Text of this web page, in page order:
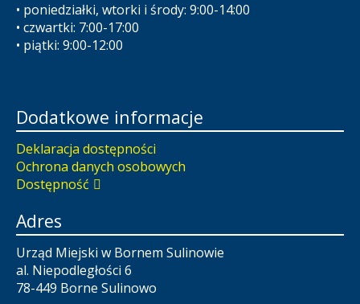
• poniedziałki, wtorki i środy: 9:00-14:00
• czwartki: 7:00-17:00
• piątki: 9:00-12:00
Dodatkowe informacje
Deklaracja dostępności
Ochrona danych osobowych
Dostępność
Adres
Urząd Miejski w Bornem Sulinowie
al. Niepodległości 6
78-449 Borne Sulinowo